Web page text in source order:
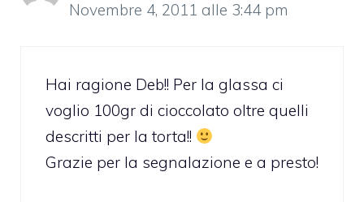
Novembre 4, 2011 alle 3:44 pm
Hai ragione Deb!! Per la glassa ci
voglio 100gr di cioccolato oltre quelli
descritti per la torta!!
Grazie per la segnalazione e a presto!